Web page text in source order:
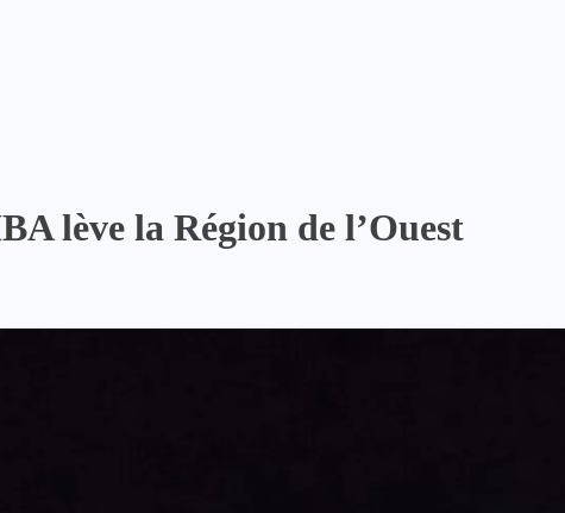
lève la Région de l’Ouest